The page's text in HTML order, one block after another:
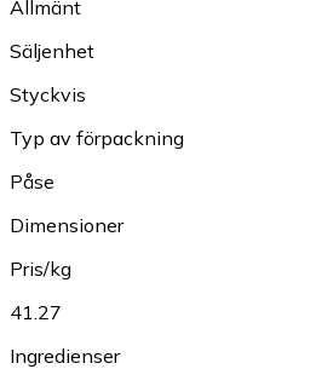
Allmänt
Säljenhet
Styckvis
Typ av förpackning
Påse
Dimensioner
Pris/kg
41.27
Ingredienser